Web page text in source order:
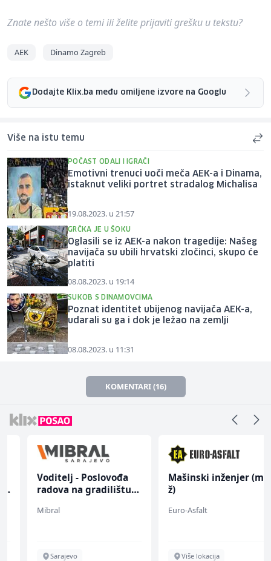
Znate nešto više o temi ili želite prijaviti grešku u tekstu?
AEK Dinamo Zagreb
Dodajte Klix.ba među omiljene izvore na Googlu
Više na istu temu
POČAST ODALI I IGRAČI
Emotivni trenuci uoči meča AEK-a i Dinama,
istaknut veliki portret stradalog Michalisa
19.08.2023. u 21:57
GRČKA JE U ŠOKU
Oglasili se iz AEK-a nakon tragedije: Našeg
navijača su ubili hrvatski zločinci, skupo će
platiti
08.08.2023. u 19:14
SUKOB S DINAMOVCIMA
Poznat identitet ubijenog navijača AEK-a,
udarali su ga i dok je ležao na zemlji
08.08.2023. u 11:31
KOMENTARI (16)
Voditelj - Poslovođa
radova na gradilištu
Mibral
Sarajevo
Mašinski inženjer (m/
Euro-Asfalt
Više lokacija